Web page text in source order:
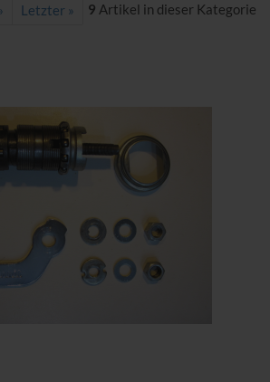
Letzter » 9 Artikel in dieser Kategorie